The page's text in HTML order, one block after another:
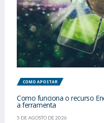
COMO APOSTAR
Como funciona o recurso
a ferramenta
5 DE AGOSTO DE 2026